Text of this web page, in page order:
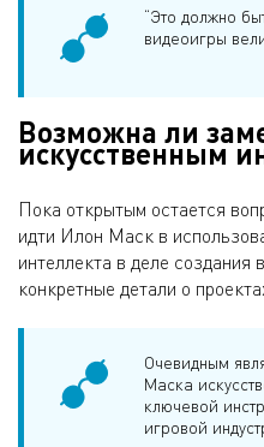
“Это должно
видеоигры
Возможна ли
искусственным
Пока открытым остается
идти Илон Маск в
интеллекта в деле создания
конкретные детали о
Очевидным
Маска
ключевой
игровой